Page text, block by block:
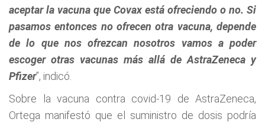
aceptar la vacuna que Covax está ofreciendo o no. Si
pasamos entonces no ofrecen otra vacuna, depende
de lo que nos ofrezcan nosotros vamos a poder
escoger otras vacunas más allá de AstraZeneca y
Pfizer”, indicó.
Sobre la vacuna contra covid-19 de AstraZeneca,
Ortega manifestó que el suministro de dosis podría